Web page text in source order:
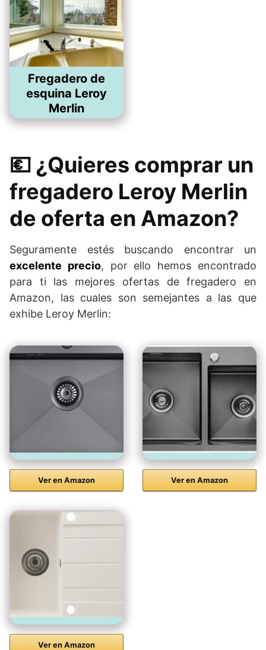
Fregadero de
esquina Leroy
Merlin
💶 ¿Quieres comprar un
fregadero Leroy Merlin
de oferta en Amazon?
Seguramente estés buscando encontrar un
excelente precio, por ello hemos encontrado
para ti las mejores ofertas de fregadero en
Amazon, las cuales son semejantes a las que
exhibe Leroy Merlin:
Ver en Amazon Ver en Amazon
Ver en Amazon